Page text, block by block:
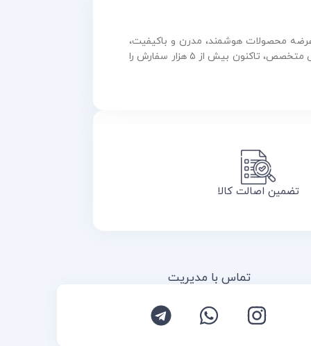
تضمین اصالت کالا
محصولات هوشمند، مدرن و باکیفیت،
همواره در مسیر رشد و نوآوری گام برداشته است. این مجموعه با بهره‌گیری از فناوری روز و تیمی متخصص، تاکنون بیش از ۵ هزار سفارش را
تماس با مدیریت